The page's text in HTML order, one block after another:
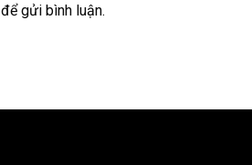
để gửi bình luận.